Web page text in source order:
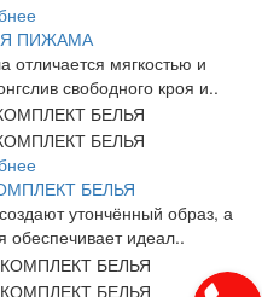
ПИЖАМА
отличается мягкостью и
свободного кроя и..
БЕЛЬЯ
утончённый образ, а
обеспечивает идеал..